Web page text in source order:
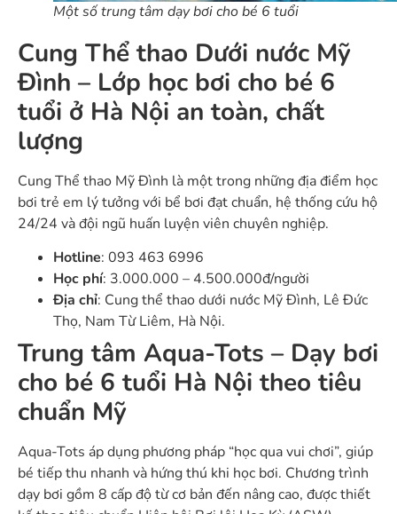
Một số trung tâm dạy bơi cho bé 6 tuổi
Cung Thể thao Dưới nước Mỹ
Đình – Lớp học bơi cho bé 6
tuổi ở Hà Nội an toàn, chất
lượng
Cung Thể thao Mỹ Đình là một trong những địa điểm học
bơi trẻ em lý tưởng với bể bơi đạt chuẩn, hệ thống cứu hộ
24/24 và đội ngũ huấn luyện viên chuyên nghiệp.
Hotline: 093 463 6996
Học phí: 3.000.000 – 4.500.000đ/người
Địa chỉ: Cung thể thao dưới nước Mỹ Đình, Lê Đức
Thọ, Nam Từ Liêm, Hà Nội.
Trung tâm Aqua-Tots – Dạy bơi
cho bé 6 tuổi Hà Nội theo tiêu
chuẩn Mỹ
Aqua-Tots áp dụng phương pháp “học qua vui chơi”, giúp
bé tiếp thu nhanh và hứng thú khi học bơi. Chương trình
dạy bơi gồm 8 cấp độ từ cơ bản đến nâng cao, được thiết